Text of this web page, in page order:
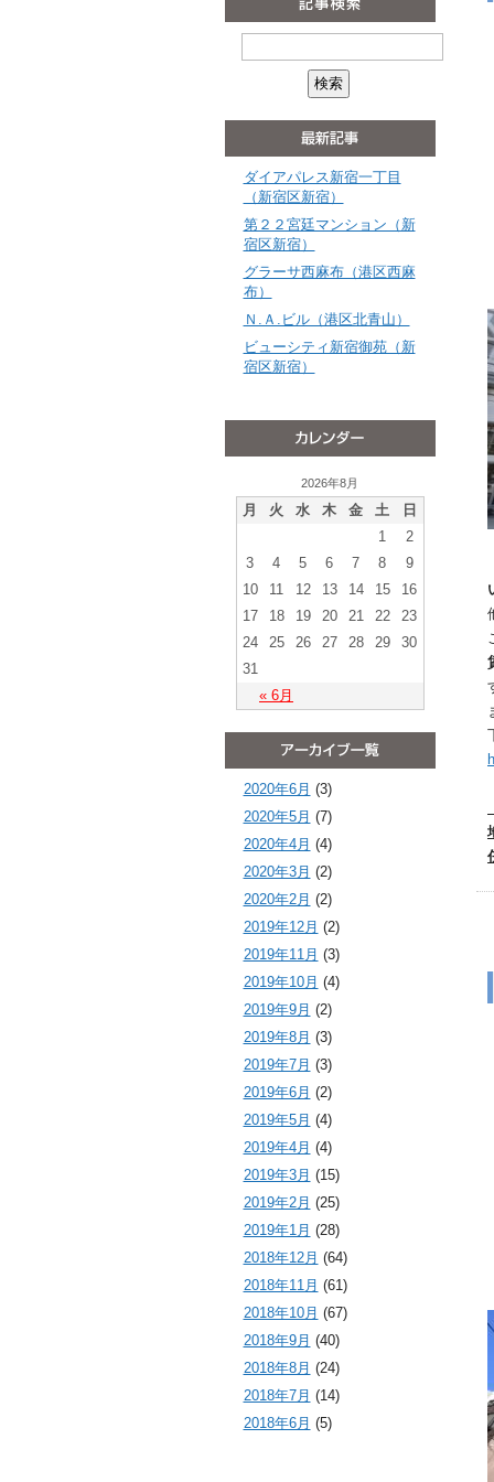
ダイアパレス新宿一丁目
（新宿区新宿）
第２２宮廷マンション（新
宿区新宿）
グラーサ西麻布（港区西麻
布）
Ｎ.Ａ.ビル（港区北青山）
ビューシティ新宿御苑（新
宿区新宿）
2026年8月
月 火 水 木 金 土 日
« 6月
1
2
3
4 5 6 7 8
9
10
11 12 13 14 15
16
17
18 19 20 21 22
23
24
25 26 27 28 29
30
31
2020年6月 (3)
2020年5月 (7)
2020年4月 (4)
2020年3月 (2)
2020年2月 (2)
2019年12月 (2)
2019年11月 (3)
2019年10月 (4)
2019年9月 (2)
2019年8月 (3)
2019年7月 (3)
2019年6月 (2)
2019年5月 (4)
2019年4月 (4)
2019年3月 (15)
2019年2月 (25)
2019年1月 (28)
2018年12月 (64)
2018年11月 (61)
2018年10月 (67)
2018年9月 (40)
2018年8月 (24)
2018年7月 (14)
2018年6月 (5)